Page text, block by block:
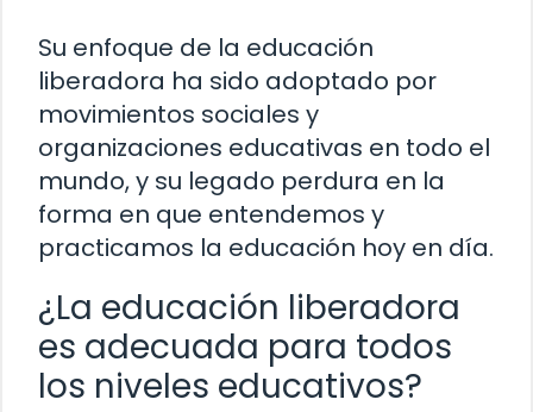
Su enfoque de la educación
liberadora ha sido adoptado por
movimientos sociales y
organizaciones educativas en todo el
mundo, y su legado perdura en la
forma en que entendemos y
practicamos la educación hoy en día.
¿La educación liberadora
es adecuada para todos
los niveles educativos?